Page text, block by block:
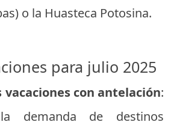
o la Huasteca Potosina.
para julio 2025
con antelación:
demanda de destinos